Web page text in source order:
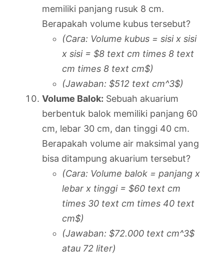
memiliki panjang rusuk 8 cm.
Berapakah volume kubus tersebut?
(Cara: Volume kubus = sisi x sisi
x sisi = $8 text cm times 8 text
cm times 8 text cm$)
(Jawaban: $512 text cm^3$)
Volume Balok: Sebuah akuarium
berbentuk balok memiliki panjang 60
cm, lebar 30 cm, dan tinggi 40 cm.
Berapakah volume air maksimal yang
bisa ditampung akuarium tersebut?
(Cara: Volume balok = panjang x
lebar x tinggi = $60 text cm
times 30 text cm times 40 text
cm$)
(Jawaban: $72.000 text cm^3$
atau 72 liter)